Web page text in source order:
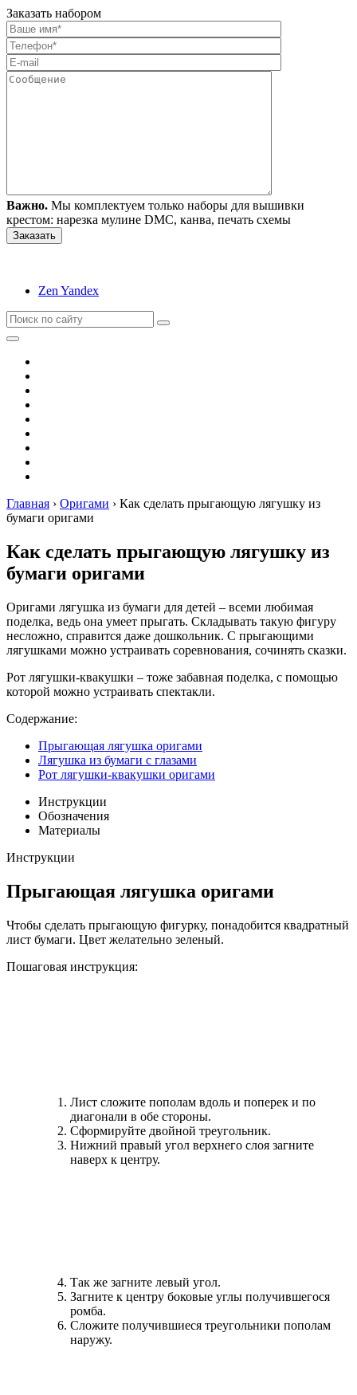
Заказать набором
Важно. Мы комплектуем только наборы для вышивки
крестом: нарезка мулине DMC, канва, печать схемы
Zen Yandex
Главная › Оригами › Как сделать прыгающую лягушку из
бумаги оригами
Как сделать прыгающую лягушку из
бумаги оригами
Оригами лягушка из бумаги для детей – всеми любимая
поделка, ведь она умеет прыгать. Складывать такую фигуру
несложно, справится даже дошкольник. С прыгающими
лягушками можно устраивать соревнования, сочинять сказки.
Рот лягушки-квакушки – тоже забавная поделка, с помощью
которой можно устраивать спектакли.
Содержание:
Прыгающая лягушка оригами
Лягушка из бумаги с глазами
Рот лягушки-квакушки оригами
Инструкции
Обозначения
Материалы
Инструкции
Прыгающая лягушка оригами
Чтобы сделать прыгающую фигурку, понадобится квадратный
лист бумаги. Цвет желательно зеленый.
Пошаговая инструкция:
Лист сложите пополам вдоль и поперек и по
диагонали в обе стороны.
Сформируйте двойной треугольник.
Нижний правый угол верхнего слоя загните
наверх к центру.
Так же загните левый угол.
Загните к центру боковые углы получившегося
ромба.
Сложите получившиеся треугольники пополам
наружу.